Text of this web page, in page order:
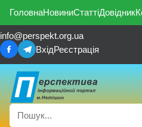
ГоловнаНовиниСтаттіДовідник
info@perspekt.org.ua
ВхідРеєстрація